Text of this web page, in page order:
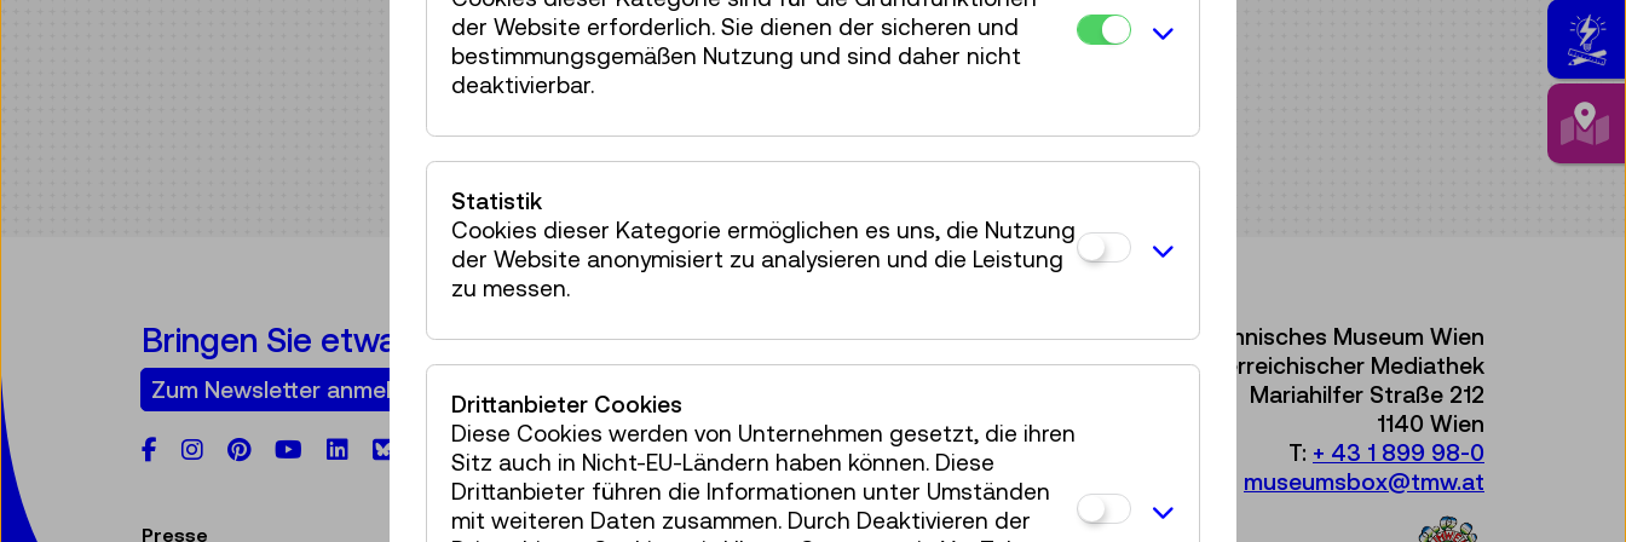
Bringen Sie etwas Technik in Ihr Postfach!
Zum Newsletter anmelden
Facebook
Instagram
Pinterest
YouTube
LinkedIn
Bluesky Österreichische Mediathek
Technisches Museum Wien
mit Österreichischer Mediathek
Mariahilfer Straße 212
1140 Wien
T: + 43 1 899 98-0
museumsbox@tmw.at
Presse Vermietung
der Website erforderlich. Sie dienen der sicheren und
bestimmungsgemäßen Nutzung und sind daher nicht
deaktivierbar.
Statistik
Cookies dieser Kategorie ermöglichen es uns, die Nutzung
der Website anonymisiert zu analysieren und die Leistung
zu messen.
Drittanbieter Cookies
Diese Cookies werden von Unternehmen gesetzt, die ihren
Sitz auch in Nicht-EU-Ländern haben können. Diese
Drittanbieter führen die Informationen unter Umständen
mit weiteren Daten zusammen. Durch Deaktivieren der